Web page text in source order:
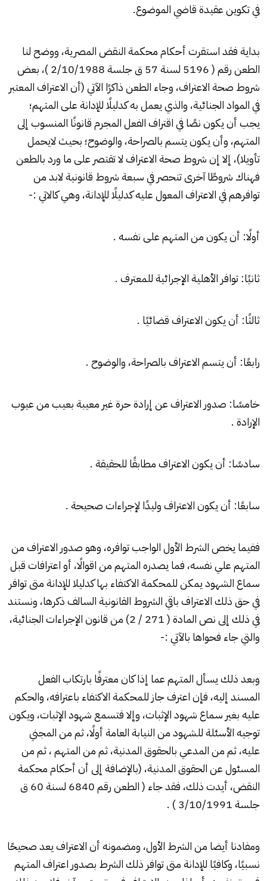
في تكوين عقيدة قاضي الموضوع.
بداية فقد استقرت أحكام محكمة النقض المصرية، ووضح لنا
الطعن رقم ( 5196 لسنة 57 ق جلسة 2/10/1988 )، بعض
شروط صحة الاعتراف، وجاء الطعن ذاكرًا الآتي (أن الاعتراف المعتبر
في المواد الجنائية، والذي يعمل به كدليلًا للإدانة على المتهم؛
يجب أن يكون نصًا في اقتراف الفعل المجرم قانونًا المنسوب إلى
المتهم، وأن يكون يتسم بالصراحة، والوضوح؛ بحيث لايحمل
تأويلا)، إلا إن شروط صحة الاعتراف لا تقتصر على ما ورد بالطعن
فهناك شروطًا آخرى تنحصر في سبعة شروط قانونية لابد من
توافرهم في الاعتراف المعول عليه كدليلًا للإدانة، وهي كالاتي :-
أولًا: أن يكون من المتهم على نفسه .
ثانيًا: توافر الأهلية الإجرائية للمعترف .
ثالثًا: أن يكون الاعتراف قضائيًا .
رابعًا: أن يتسم الاعتراف بالصراحة، والوضوح .
خامسًا: صدور الاعتراف عن إرادة حرة غير معيبة بعيب من عيوب
الإرادة .
سادسًا: أن يكون الاعتراف مطابقًا للحقيقة .
سابعًا: أن يكون الاعتراف وليدًا لإجراءات صحيحة .
ففيما يخص الشرط الأول الواجب توافره، وهو صدور الاعتراف من
المتهم علي نفسه، فما يصدره المتهم من اقوالًا، أو اعترافات قبل
سماع الشهود يمكن للمحكمة الاكتفاء بها كدليلا للإدانة متى توافر
في حق ذلك الاعتراف باقي الشروط القانونية السالف ذكرها، ونستند
في ذلك إلى نص المادة ( 271 / 2) من قانون الإجراءات الجنائية،
والتي جاء فحواها بالآتي :-
وبعد ذلك يسأل المتهم عما إذا كان معترفًا بارتكاب الفعل
المسند إليه، فإن اعترف جاز للمحكمة الاكتفاء باعترافه، والحكم
عليه بغير سماع شهود الإثبات، وإلا فتسمع شهود الإثبات، ويكون
توجيه الأسئلة للشهود من النيابة العامة أولًا، ثم من المجني
عليه، ثم من المدعي بالحقوق المدنية، ثم من المتهم ، ثم من
المسئول عن الحقوق المدنية، (بالإضافة إلى أن أحكام محكمة
النقض، أيدت ذلك، فقد جاء ( الطعن رقم 6840 لسنة 60 ق
جلسة 3/10/1991 ) .
ومفادنا أيضا من الشرط الأول، ومضمونه أن الاعتراف يعد صحيحًا
نسبيًا، وكافيًا للإدانة متى توافر ذلك الشرط بصدور اعتراف المتهم